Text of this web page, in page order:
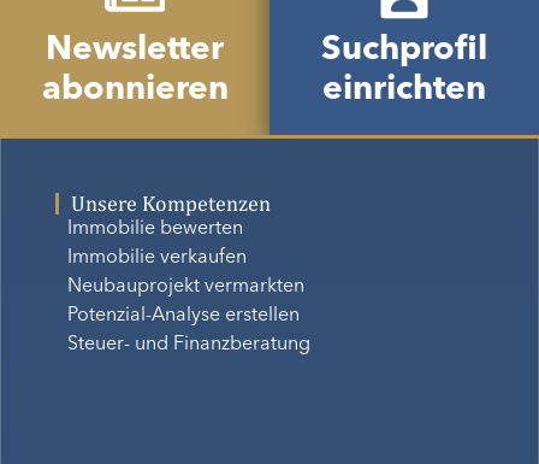
Newsletter
abonnieren
Suchprofil
einrichten
Unsere Kompetenzen
Immobilie bewerten
Immobilie verkaufen
Neubauprojekt vermarkten
Potenzial-Analyse erstellen
Steuer- und Finanzberatung